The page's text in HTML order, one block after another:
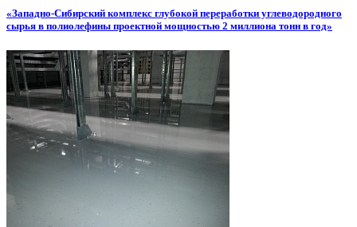
«Западно-Сибирский комплекс глубокой переработки углеводородного
сырья в полиолефины проектной мощностью 2 миллиона тонн в год»